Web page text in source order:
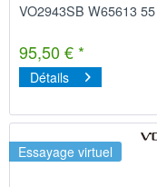
VO2943SB W65613 55
95,50 € *
Détails
Essayage virtuel